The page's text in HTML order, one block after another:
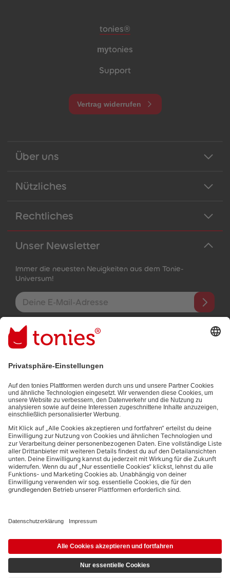
Meta-Navigation Footer
tonies®
mytonies
Support
Vertrag widerrufen
Über uns
Nützliches
Rechtliches
Unser Newsletter
Immer die neuesten Neuigkeiten aus dem Tonie-
Universum!
E-Mail-Addresse
Mit dem Absenden abonnierst du unseren E-Mail-Newsletter, der
auf den von dir bereitgestellten Informationen (z.B. Account-
informationen) und den von dir zu Werbezwecken bereitgestellten
Datenschutzbestimmungen.
Bezahlmethoden:
Links zu sozialen Netzwerken
Die Nutzung der Inhalte für Text- und Data-Mining von (generativen) KI
Zusammenhang ausdrücklich vorbehalten und daher verboten.